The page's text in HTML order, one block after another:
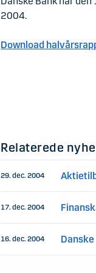
2004.
Download
Relaterede
29. dec. 2004
17. dec. 2004
16. dec. 2004